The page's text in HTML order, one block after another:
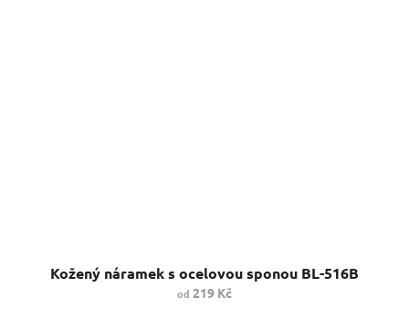
Kožený náramek s ocelovou sponou BL-516B
od 219 Kč